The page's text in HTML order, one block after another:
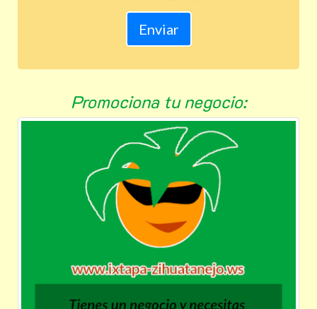
Promociona tu negocio: